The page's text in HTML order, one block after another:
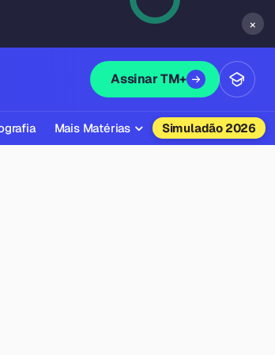
×
Assinar TM+
Mais Matérias Simuladão 2026